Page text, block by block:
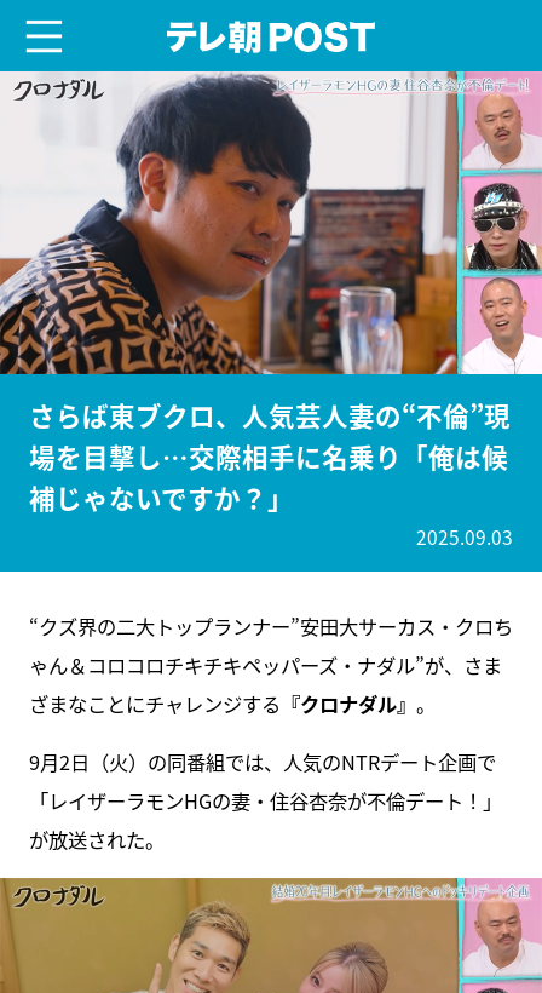
さらば東ブクロ、人気芸人妻の“不倫”現
場を目撃し…交際相手に名乗り「俺は候
補じゃないですか？」
2025.09.03
“クズ界の二大トップランナー”安田大サーカス・クロち
ゃん＆コロコロチキチキペッパーズ・ナダル”が、さま
ざまなことにチャレンジする 『クロナダル』 。
9月2日（火）の同番組では、人気のNTRデート企画で
「レイザーラモンHGの妻・住谷杏奈が不倫デート！」
が放送された。